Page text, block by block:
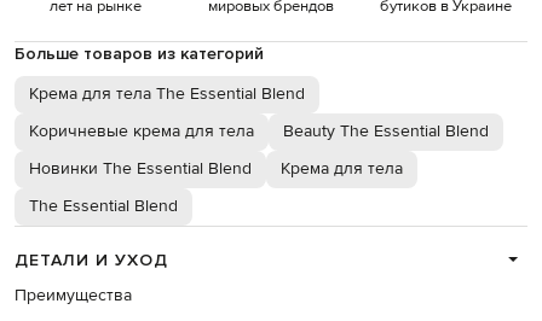
лет на рынке мировых брендов бутиков в Украине
Больше товаров из категорий
Крема для тела The Essential Blend
Коричневые крема для тела
Beauty The Essential Blend
Новинки The Essential Blend
Крема для тела
The Essential Blend
ДЕТАЛИ И УХОД
Преимущества